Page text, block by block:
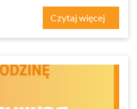
Czytaj więcej